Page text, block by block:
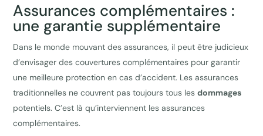
Assurances complémentaires :
une garantie supplémentaire
Dans le monde mouvant des assurances, il peut être judicieux
d’envisager des couvertures complémentaires pour garantir
une meilleure protection en cas d’accident. Les assurances
traditionnelles ne couvrent pas toujours tous lesdommages
potentiels. C’est là qu’interviennent les assurances
complémentaires.